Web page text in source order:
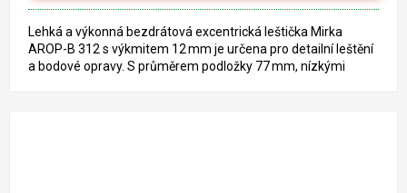
Lehká a výkonná bezdrátová excentrická leštička Mirka
AROP-B 312 s výkmitem 12 mm je určena pro detailní leštění
a bodové opravy. S průměrem podložky 77 mm, nízkými